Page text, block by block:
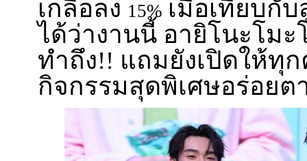
เกลือลง 15% เมื่อเทียบกั
ได้ว่างานนี้ อายิโนะโมะ
ทำถึง!! แถมยังเปิดให้ทุ
กิจกรรมสุดพิเศษอร่อยต